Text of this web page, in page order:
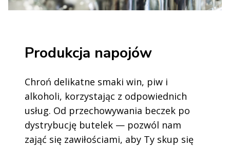
Produkcja napojów
Chroń delikatne smaki win, piw i
alkoholi, korzystając z odpowiednich
usług. Od przechowywania beczek po
dystrybucję butelek — pozwól nam
zająć się zawiłościami, aby Ty skup się